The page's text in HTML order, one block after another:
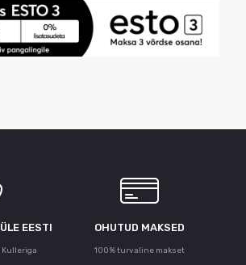
ЕESTI OHUTUD MAKSED
100% turvaline makset